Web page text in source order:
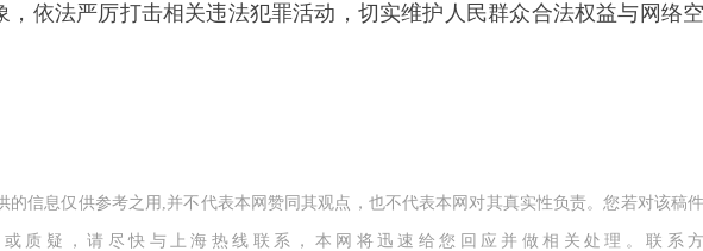
，依法严厉打击相关违法犯罪活动，切实维护人民群众合法权益与网络空
的信息仅供参考之用,并不代表本网赞同其观点，也不代表本网对其真实性负责。您若对该稿件
质疑，请尽快与上海热线联系，本网将迅速给您回应并做相关处理。联系方